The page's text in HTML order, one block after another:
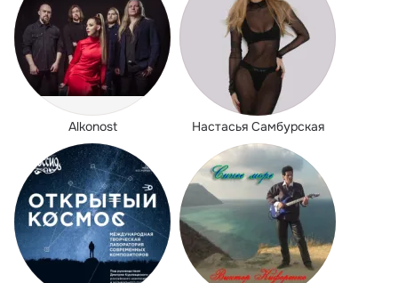
Alkonost Настасья Самбурская